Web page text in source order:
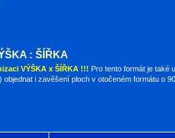
: ŠÍŘKA
VÝŠKA x ŠÍŘKA !!! Pro tento formát je také
i zavěšení ploch v otočeném formátu o